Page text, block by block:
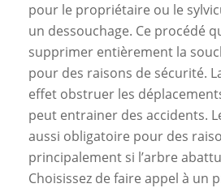
pour le propriétaire ou le
un dessouchage. Ce procédé
supprimer entièrement la
pour des raisons de sécurité.
effet obstruer les
peut entrainer des accidents.
aussi obligatoire pour des
principalement si l’arbre
Choisissez de faire appel à un